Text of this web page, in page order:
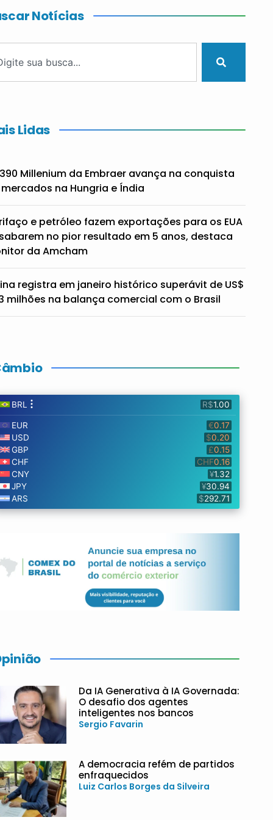
Notícias
Lidas
Millenium da Embraer avança na conquista
na Hungria e Índia
e petróleo fazem exportações para os EUA
no pior resultado em 5 anos, destaca
da Amcham
registra em janeiro histórico superávit de US$
milhões na balança comercial com o Brasil
Da IA Generativa à IA Governada:
O desafio dos agentes
inteligentes nos bancos
Sergio Favarin
A democracia refém de partidos
enfraquecidos
Luiz Carlos Borges da Silveira